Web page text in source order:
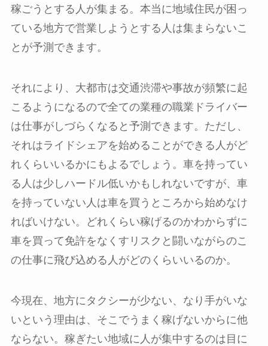
稼ごうとする人が集まる。本当に地域住民が困っ
ている地方で営業しようとする人は集まらないこ
とが予測できます。
それにより、大都市は交通渋滞や事故が頻繁に起
こるようになるので全ての業種の職業ドライバー
は仕事がしづらくなると予測できます。ただし、
それはライドシェアを始めることができる人がど
れくらいいるかにもよるでしょう。車を持ってい
る人は少しハードル低いかもしれないですが、車
を持っていない人は車を買うところから始めなけ
ればいけない。どれくらい稼げるのかわからずに
車を買って免許をなくすリスクと闘いながらのこ
の仕事に飛び込める人がどのくらいいるのか。
今現在、地方にタクシーが少ない、なり手がいな
いという理由は、そこでうまく稼げないからに他
ならない。稼ぎたい地域に人が集中するのは目に